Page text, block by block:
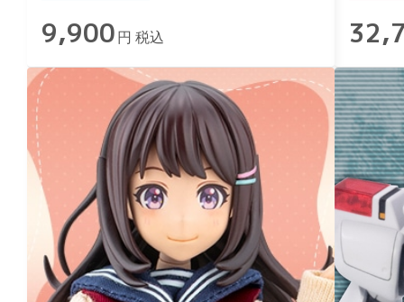
9,900 円 税込